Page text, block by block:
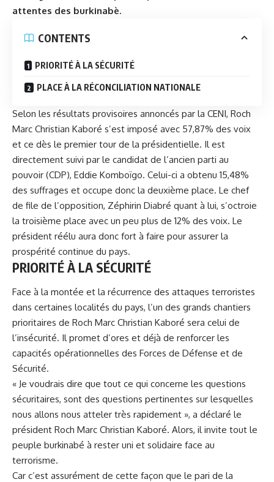
attentes des burkinabè.
CONTENTS
PRIORITÉ À LA SÉCURITÉ
PLACE À LA RÉCONCILIATION NATIONALE
Selon les résultats provisoires annoncés par la CENI, Roch
Marc Christian Kaboré s’est imposé avec 57,87% des voix
et ce dès le premier tour de la présidentielle. Il est
directement suivi par le candidat de l’ancien parti au
pouvoir (CDP), Eddie Komboïgo. Celui-ci a obtenu 15,48%
des suffrages et occupe donc la deuxième place. Le chef
de file de l’opposition, Zéphirin Diabré quant à lui, s’octroie
la troisième place avec un peu plus de 12% des voix. Le
président réélu aura donc fort à faire pour assurer la
prospérité continue du pays.
PRIORITÉ À LA SÉCURITÉ
Face à la montée et la récurrence des attaques terroristes
dans certaines localités du pays, l’un des grands chantiers
prioritaires de Roch Marc Christian Kaboré sera celui de
l’insécurité. Il promet d’ores et déjà de renforcer les
capacités opérationnelles des Forces de Défense et de
Sécurité.
« Je voudrais dire que tout ce qui concerne les questions
sécuritaires, sont des questions pertinentes sur lesquelles
nous allons nous atteler très rapidement », a déclaré le
président Roch Marc Christian Kaboré. Alors, il invite tout le
peuple burkinabé à rester uni et solidaire face au
terrorisme.
Car c’est assurément de cette façon que le pari de la